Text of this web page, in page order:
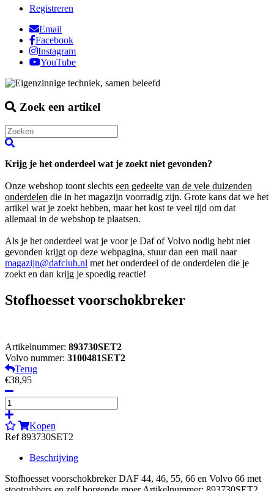
Registreren
Email
Facebook
Instagram
YouTube
Zoek een artikel
Krijg je het onderdeel wat je zoekt niet gevonden?
Onze webshop toont slechts een gedeelte van de vele duizenden
onderdelen die in het magazijn voorradig zijn. Grote kans dat we het
artikel wat je zoekt hebben, maar het kost te veel tijd om dat
allemaal in de webshop te plaatsen.
Als je het onderdeel wat je voor je Daf of Volvo nodig hebt niet
gevonden krijgt op deze webpagina, stuur dan een mail naar
magazijn@dafclub.nl met het onderdeel of de onderdelen die je
zoekt en dan krijg je spoedig reactie!
Stofhoesset voorschokbreker
Artikelnummer: 893730SET2
Volvo nummer: 3100481SET2
Terug
€38,95
Kopen
Ref 893730SET2
Beschrijving
Stofhoesset voorschokbreker DAF 44, 46, 55, 66 en Volvo 66 met